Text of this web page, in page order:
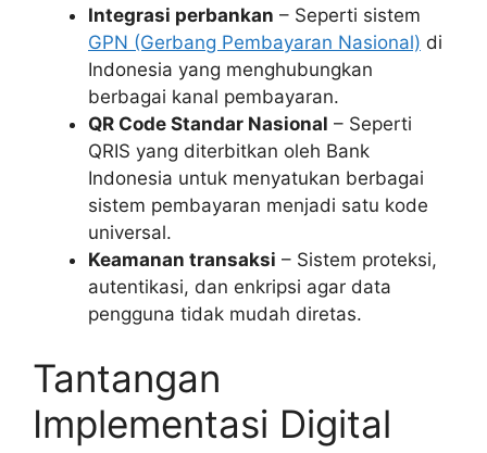
Integrasi perbankan – Seperti sistem
GPN (Gerbang Pembayaran Nasional) di
Indonesia yang menghubungkan
berbagai kanal pembayaran.
QR Code Standar Nasional – Seperti
QRIS yang diterbitkan oleh Bank
Indonesia untuk menyatukan berbagai
sistem pembayaran menjadi satu kode
universal.
Keamanan transaksi – Sistem proteksi,
autentikasi, dan enkripsi agar data
pengguna tidak mudah diretas.
Tantangan
Implementasi Digital